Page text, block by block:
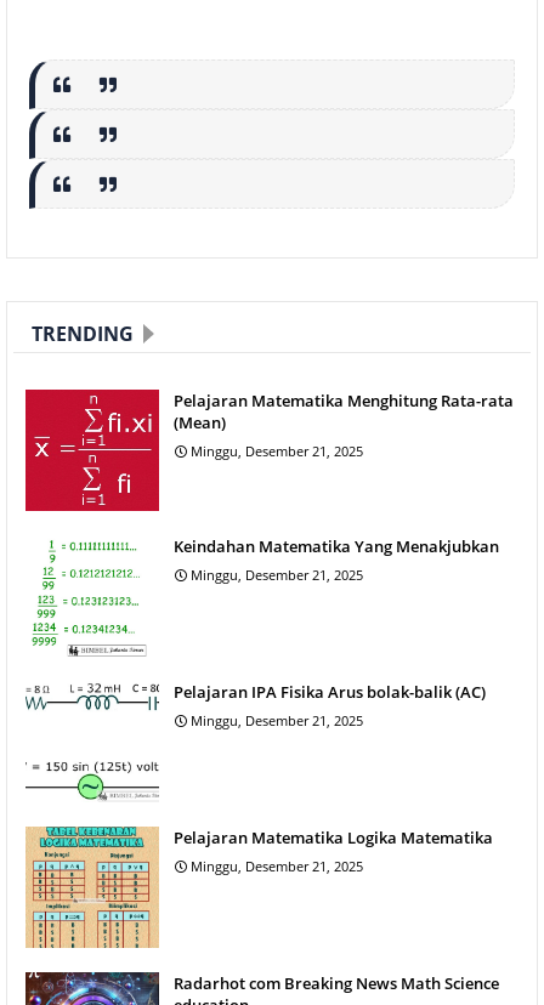
TRENDING
Pelajaran Matematika Menghitung Rata-rata
(Mean)
Minggu, Desember 21, 2025
Keindahan Matematika Yang Menakjubkan
Minggu, Desember 21, 2025
Pelajaran IPA Fisika Arus bolak-balik (AC)
Minggu, Desember 21, 2025
Pelajaran Matematika Logika Matematika
Minggu, Desember 21, 2025
Radarhot com Breaking News Math Science